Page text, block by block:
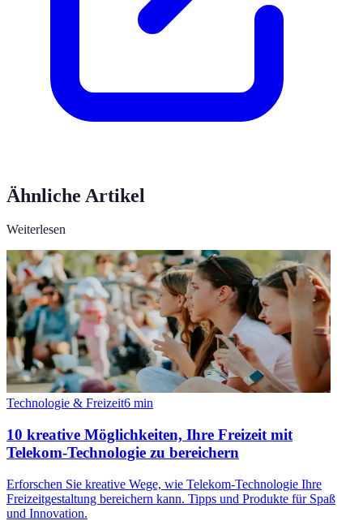
Ähnliche Artikel
Weiterlesen
Technologie & Freizeit6 min
10 kreative Möglichkeiten, Ihre Freizeit mit
Telekom-Technologie zu bereichern
Erforschen Sie kreative Wege, wie Telekom-Technologie Ihre
Freizeitgestaltung bereichern kann. Tipps und Produkte für Spaß
und Innovation.